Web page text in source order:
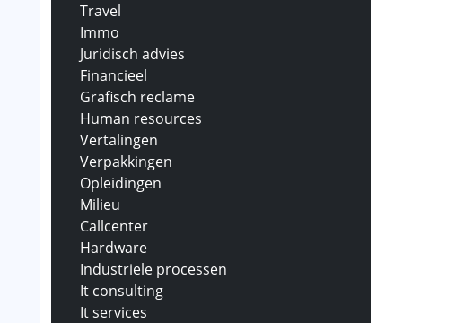
Travel
Immo
Juridisch advies
Financieel
Grafisch reclame
Human resources
Vertalingen
Verpakkingen
Opleidingen
Milieu
Callcenter
Hardware
Industriele processen
It consulting
It services